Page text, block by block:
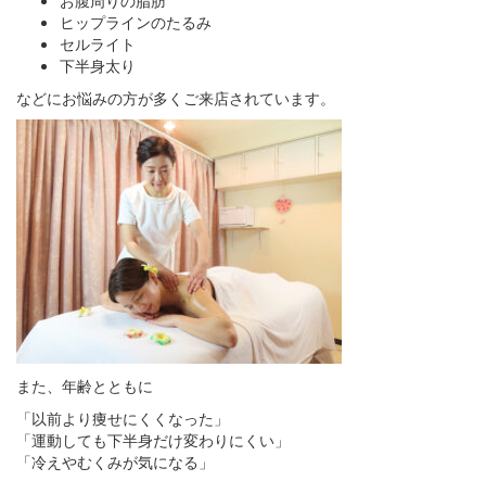
ヒップラインのたるみ
セルライト
下半身太り
などにお悩みの方が多くご来店されています。
また、年齢とともに
「以前より痩せにくくなった」
「運動しても下半身だけ変わりにくい」
「冷えやむくみが気になる」